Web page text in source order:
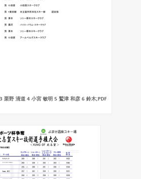
栗野 清道 4 小宮 敏明 5 鷲津 和彦 6 鈴木;PDF